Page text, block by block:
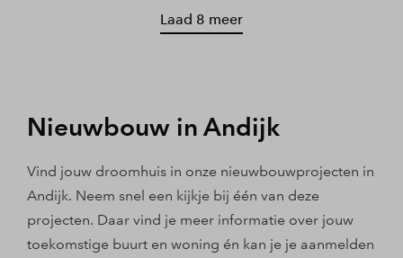
Laad 8 meer
Nieuwbouw in Andijk
Vind jouw droomhuis in onze nieuwbouwprojecten in
Andijk. Neem snel een kijkje bij één van deze
projecten. Daar vind je meer informatie over jouw
toekomstige buurt en woning én kan je je aanmelden